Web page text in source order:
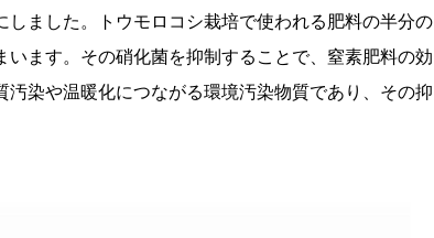
ました。トウモロコシ栽培で使われる肥料の半分の
ます。その硝化菌を抑制することで、窒素肥料の効
染や温暖化につながる環境汚染物質であり、その抑